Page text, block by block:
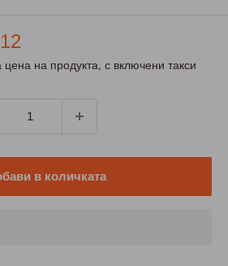
цена на продукта, с включени такси
в количката